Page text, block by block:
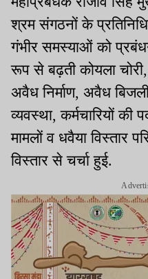
श्रम संगठनों के
गंभीर समस्याओं को
रूप से बढ़ती कोयला चोरी,
अवैध निर्माण, अवैध
व्यवस्था, कर्मचारियों की
मामलों व धवैया विस्तार
विस्तार से चर्चा हुई.